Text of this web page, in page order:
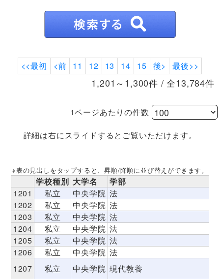
<<最初 <前 11 12 13 14 15 後> 最後>>
1,201～1,300件 / 全13,784件
1ページあたりの件数
詳細は右にスライドするとご覧いただけます。
※表の見出しをタップすると、昇順/降順に並び替えができます。
学校種別 大学名
学部
1201
私立 中央学院 法
1202
私立 中央学院 法
1203
私立 中央学院 法
1204
私立 中央学院 法
1205
私立 中央学院 法
1206
私立 中央学院 法
1207
私立 中央学院 現代教養